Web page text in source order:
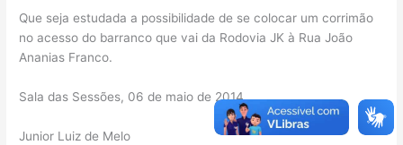
Que seja estudada a possibilidade de se colocar um corrimão
no acesso do barranco que vai da Rodovia JK à Rua João
Ananias Franco.
Sala das Sessões, 06 de maio de 2014.
Junior Luiz de Melo